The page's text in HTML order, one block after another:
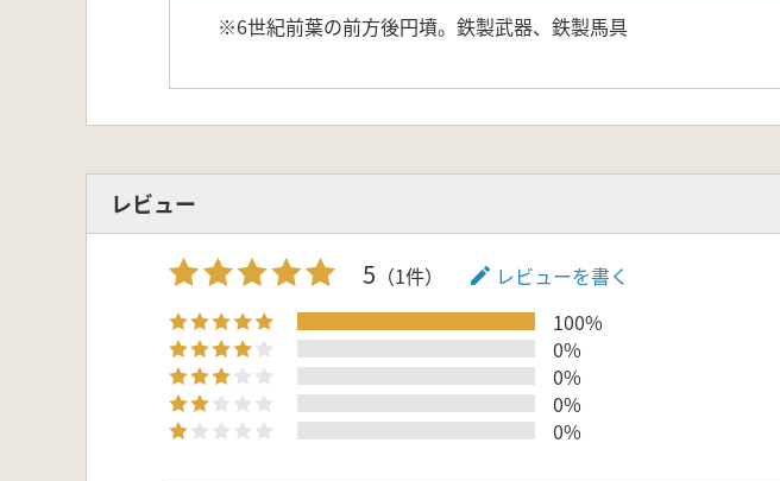
※6世紀前葉の前方後円墳。鉄製武器、鉄製馬具
レビュー
5 （1件）
レビューを書く
100%
0%
0%
0%
0%